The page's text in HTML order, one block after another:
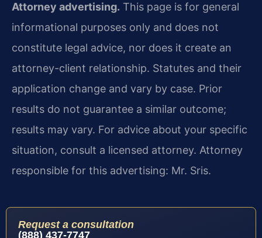
Attorney advertising. This page is for general
informational purposes only and does not
constitute legal advice, nor does it create an
attorney-client relationship. Statutes and their
application change and vary by case. Prior
results do not guarantee a similar outcome;
results may vary. For advice about your specific
situation, consult a licensed attorney. Attorney
responsible for this advertising: Mr. Sris.
Request a consultation
(888) 437-7747